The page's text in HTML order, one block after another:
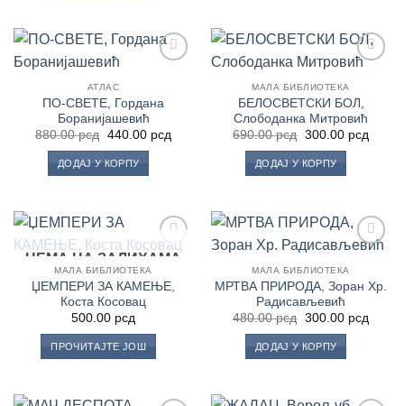
жеља
АТЛАС
ПО-СВЕТЕ, Гордана
Боранијашевић
880.00рсд Оригинална
је
била:
440.00 рсдТренутна
цена
ДОДАЈ У КОРПУ
Листу
жеља
МАЛА БИБЛИОТЕКА
БЕЛОСВЕТСКИ БОЛ,
Слободанка Митровић
690.00рсд Оригинална
је
била:
300.00 рсд
цена
ДОДАЈ У КОРПУ
Додај
Листу
жеља
НЕМА НА ЗАЛИХАМА
МАЛА БИБЛИОТЕКА
ЏЕМПЕРИ ЗА КАМЕЊЕ,
Коста Косовац
500.00 рсд
ПРОЧИТАЈТЕ ЈОШ
Листу
жеља
МАЛА БИБЛИОТЕКА
МРТВА ПРИРОДА, Зоран Хр.
Радисављевић
480.00рсд Оригинална
је
била:
300.00 рсд
цена
ДОДАЈ У КОРПУ